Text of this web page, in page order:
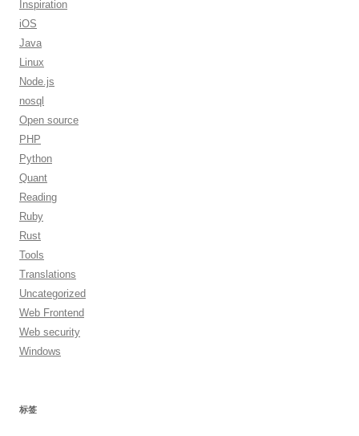
Inspiration
iOS
Java
Linux
Node.js
nosql
Open source
PHP
Python
Quant
Reading
Ruby
Rust
Tools
Translations
Uncategorized
Web Frontend
Web security
Windows
标签